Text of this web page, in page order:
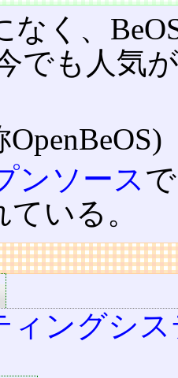
なく、
でも人気
ンソース
いる。
ィングシ